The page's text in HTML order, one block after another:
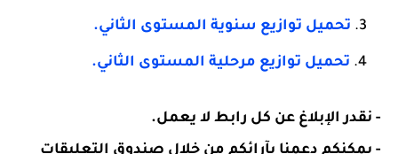
تحميل توازيع سنوية المستوى الثاني.
تحميل توازيع مرحلية المستوى الثاني.
- نقدر الإبلاغ عن كل رابط لا يعمل.
- يمكنكم دعمنا بآرائكم من خلال صندوق التعليقات